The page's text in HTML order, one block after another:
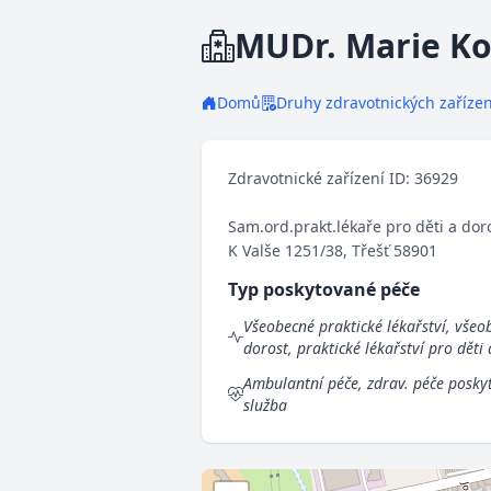
MUDr. Marie
Domů Druhy zdravotnických
Zdravotnické zařízení ID: 36929
Sam.ord.prakt.lékaře pro děti a
K Valše 1251/38, Třešť 58901
Typ poskytované péče
Všeobecné praktické lékařství,
dorost, praktické lékařství pro děti
Ambulantní péče, zdrav. péče
služba